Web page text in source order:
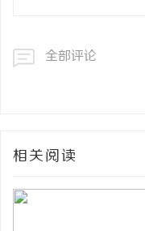
全部评论
相关阅读